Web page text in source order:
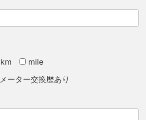
km
mile
メーター交換歴あり